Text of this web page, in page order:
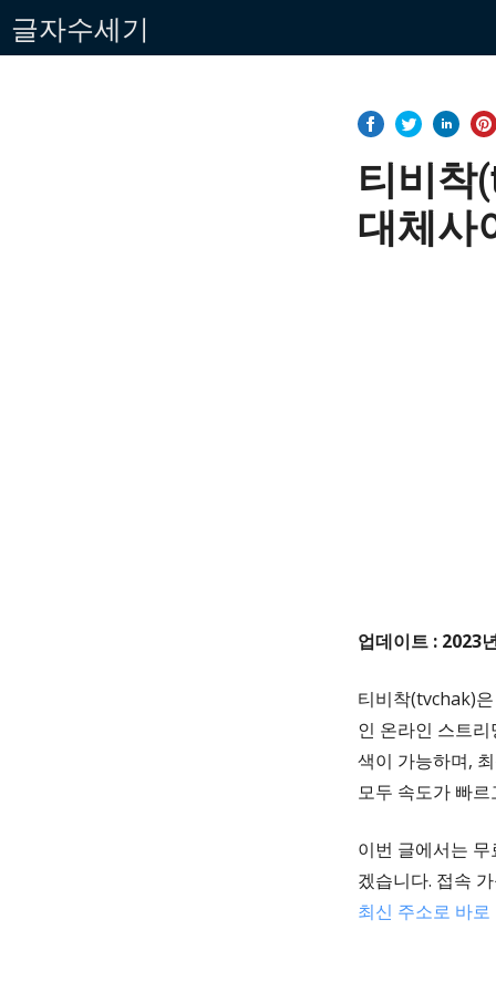
Skip글자수세기
티비착
대체사
업데이트 : 2023
티비착(tvchak)
인 온라인 스트
색이 가능하며,
모두 속도가 빠
이번 글에서는
겠습니다. 접속
최신 주소로 바